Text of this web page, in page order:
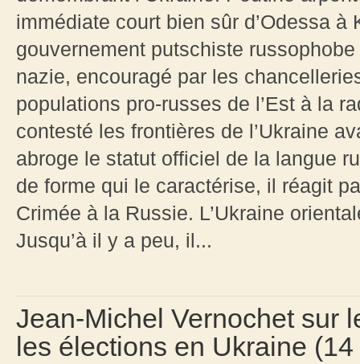
immédiate court bien sûr d’Odessa
gouvernement putschiste
nazie, encouragé par les
populations pro-russes de l’Est à la
contesté les frontières de l’Ukraine
abroge le statut officiel de la langue
de forme qui le caractérise, il réagit
Crimée à la Russie. L’Ukraine
Jusqu’à il y a peu, il...
Jean-Michel Vernochet sur
les élections en Ukraine